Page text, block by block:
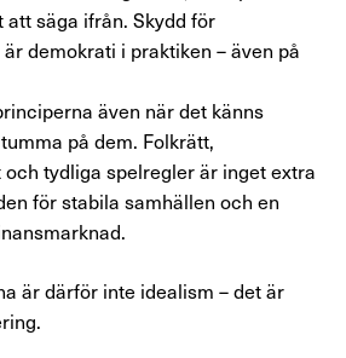
säga ifrån. Skydd för
demokrati i praktiken – även på
även när det känns
på dem. Folkrätt,
tydliga spelregler är inget extra
för stabila samhällen och en
är därför inte idealism – det är